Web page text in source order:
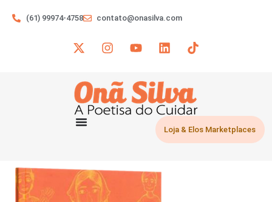
(61) 99974-4758 contato@onasilva.com
Loja & Elos Marketplaces